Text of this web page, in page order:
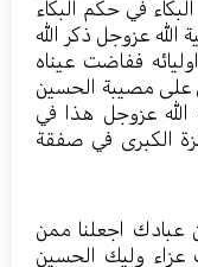
في حکم البکاء
عزوجل ذکر الله
ففاضت عیناه
علی مصیبة الحسین
عزوجل هذا في
الکبری في صفقة
عبادك اجعلنا ممن
عزاء ولیك الحسین